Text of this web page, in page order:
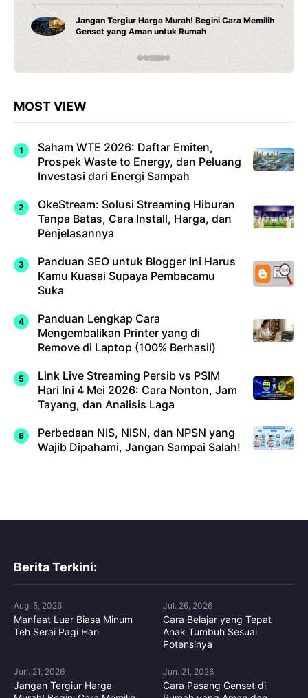
Cara Pasang Genset di Rumah yang Aman dan
Benar, Jangan Sampai Salah Instalasi
MOST VIEW
Saham WTE 2026: Daftar Emiten,
Prospek Waste to Energy, dan Peluang
Investasi dari Energi Sampah
OkeStream: Solusi Streaming Hiburan
Tanpa Batas, Cara Install, Harga, dan
Penjelasannya
Panduan SEO untuk Blogger Ini Harus
Kamu Kuasai Supaya Pembacamu
Suka
Panduan Lengkap Cara
Mengembalikan Printer yang di
Remove di Laptop (100% Berhasil)
Link Live Streaming Persib vs PSIM
Hari Ini 4 Mei 2026: Cara Nonton, Jam
Tayang, dan Analisis Laga
Perbedaan NIS, NISN, dan NPSN yang
Wajib Dipahami, Jangan Sampai Salah!
Berita Terkini:
Aug. 5, 2026
Manfaat Luar Biasa Minum
Teh Serai Pagi Hari
Jul. 26, 2026
Cara Belajar yang Tepat
Anak Tumbuh Sesuai
Potensinya
Jun. 21, 2026
Jangan Tergiur Harga
Jun. 21, 2026
Cara Pasang Genset di